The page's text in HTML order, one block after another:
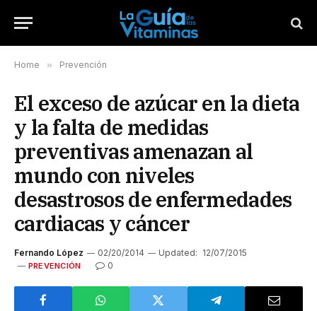
Home » Prevención
El exceso de azúcar en la dieta
y la falta de medidas
preventivas amenazan al
mundo con niveles
desastrosos de enfermedades
cardiacas y cáncer
Fernando López 02/20/2014 Updated: 12/07/2015
PREVENCIÓN 0